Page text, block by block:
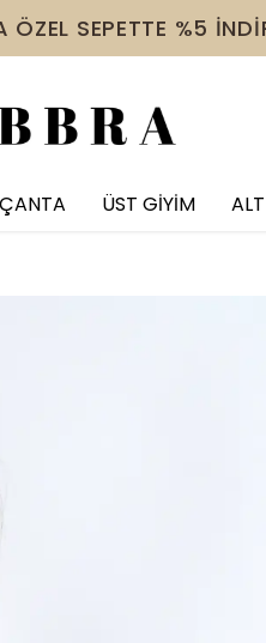
İNDİRİMLERE EK %10
ÇANTA ÜST GİYİM